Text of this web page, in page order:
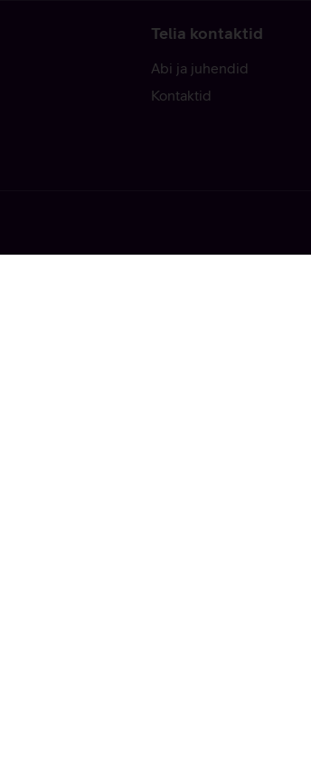
Telia kontaktid
Abi ja juhendid
Kontaktid